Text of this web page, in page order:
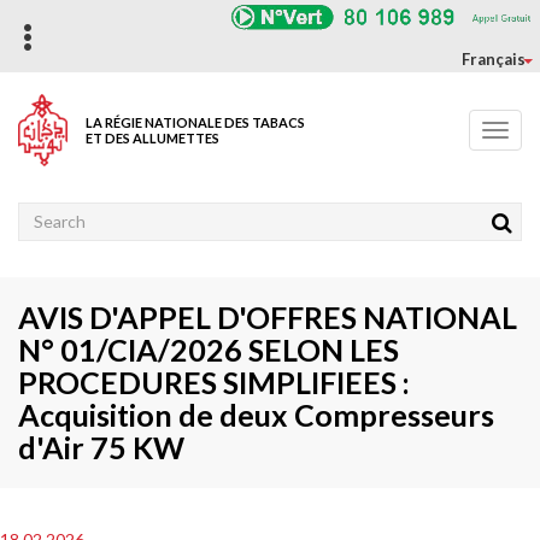
contenu
Français
LA RÉGIE NATIONALE DES TABACS
ET DES ALLUMETTES
Rechercher
AVIS D'APPEL D'OFFRES NATIONAL
N° 01/CIA/2026 SELON LES
PROCEDURES SIMPLIFIEES :
Acquisition de deux Compresseurs
d'Air 75 KW